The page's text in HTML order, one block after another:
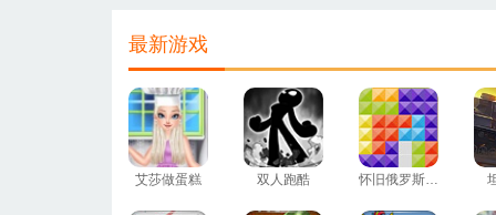
最新游戏
艾莎做蛋糕 双人跑酷 怀旧俄罗斯方块